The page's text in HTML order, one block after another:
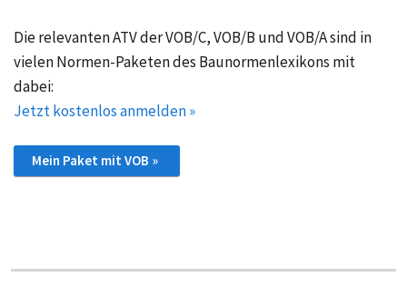
Die relevanten ATV der VOB/C, VOB/B und VOB/A sind in
vielen Normen-Paketen des Baunormenlexikons mit
dabei:
Jetzt kostenlos anmelden »
Mein Paket mit VOB »